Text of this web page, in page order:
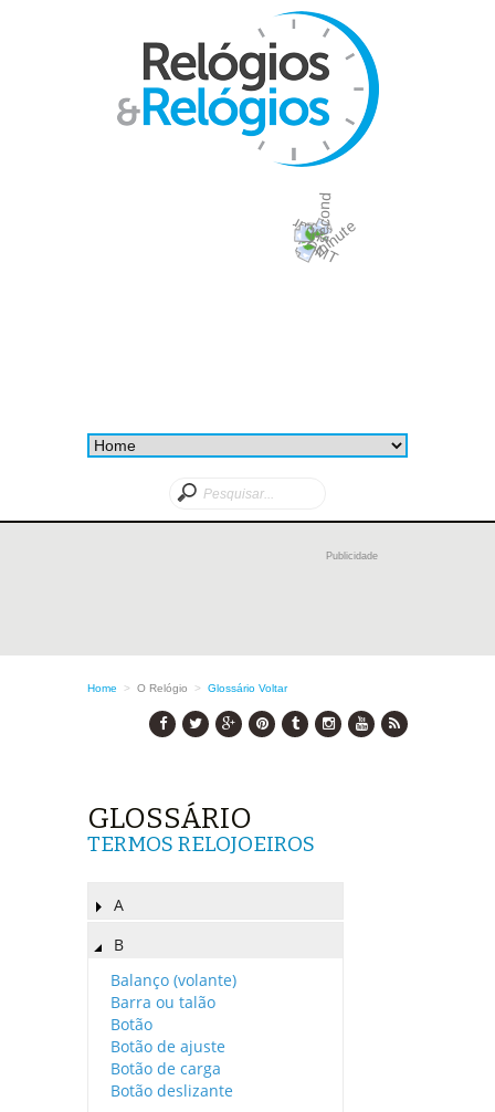
Publicidade
Home > O Relógio > Glossário Voltar
GLOSSÁRIO
TERMOS RELOJOEIROS
A
B
Balanço (volante)
Barra ou talão
Botão
Botão de ajuste
Botão de carga
Botão deslizante